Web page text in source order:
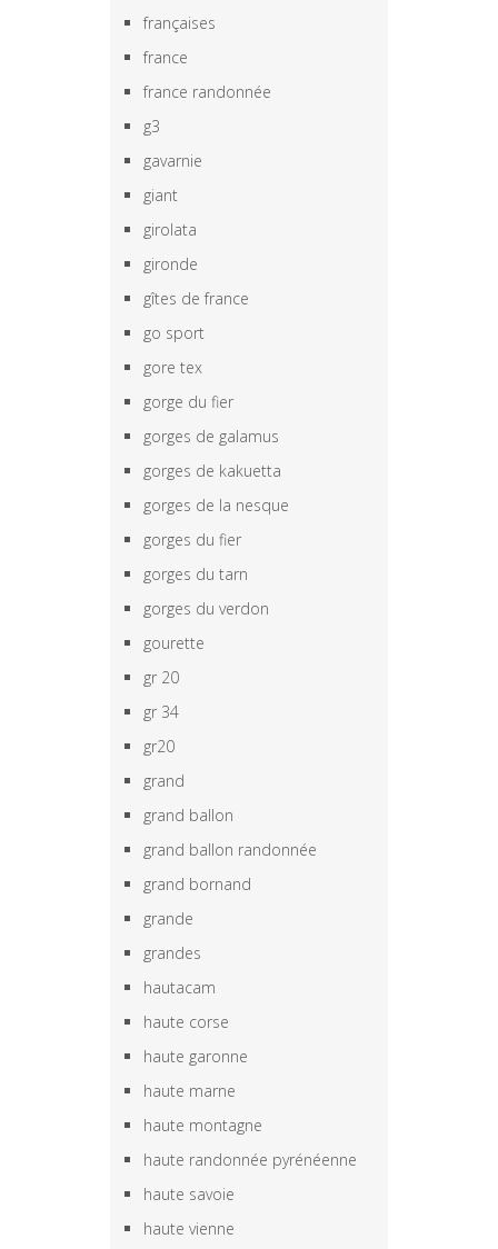
françaises
france
france randonnée
g3
gavarnie
giant
girolata
gironde
gîtes de france
go sport
gore tex
gorge du fier
gorges de galamus
gorges de kakuetta
gorges de la nesque
gorges du fier
gorges du tarn
gorges du verdon
gourette
gr 20
gr 34
gr20
grand
grand ballon
grand ballon randonnée
grand bornand
grande
grandes
hautacam
haute corse
haute garonne
haute marne
haute montagne
haute randonnée pyrénéenne
haute savoie
haute vienne